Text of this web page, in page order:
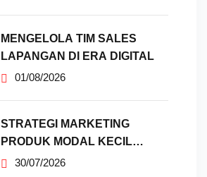
MENGELOLA TIM SALES
LAPANGAN DI ERA DIGITAL
01/08/2026
STRATEGI MARKETING
PRODUK MODAL KECIL
TANPA IKLAN
30/07/2026